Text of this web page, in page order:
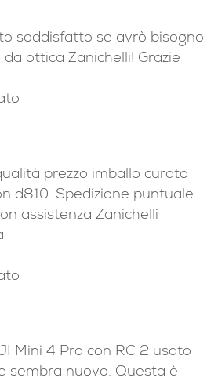
soddisfatto se avrò bisogno
ottica Zanichelli! Grazie
prezzo imballo curato
d810. Spedizione puntuale
assistenza Zanichelli
Mini 4 Pro con RC 2 usato
sembra nuovo. Questa è